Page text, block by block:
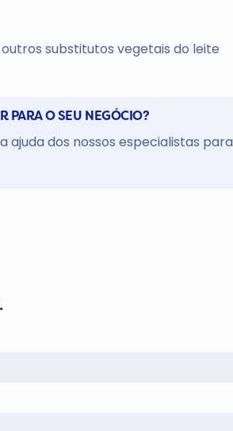
substitutos vegetais do leite
PARA O SEU NEGÓCIO?
ajuda dos nossos especialistas para